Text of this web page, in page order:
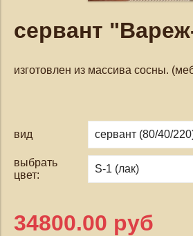
сервант
изготовлен из массива сосны.
вид
выбрать
цвет:
34800.00 руб